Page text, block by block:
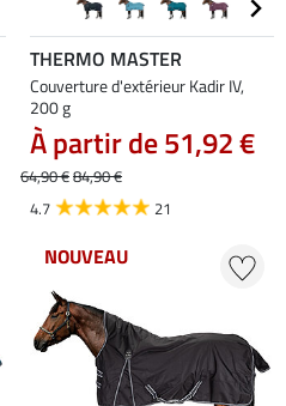
THERMO MASTER
Couverture d'extérieur Kadir IV,
200 g
À partir de 51,92 €
64,90 €84,90 €
4.7
21
NOUVEAU